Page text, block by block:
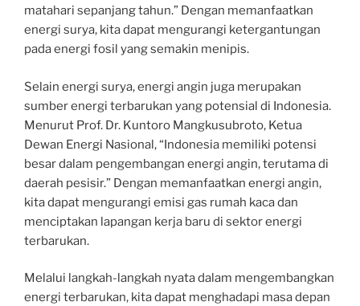
matahari sepanjang tahun.” Dengan memanfaatkan
energi surya, kita dapat mengurangi ketergantungan
pada energi fosil yang semakin menipis.
Selain energi surya, energi angin juga merupakan
sumber energi terbarukan yang potensial di Indonesia.
Menurut Prof. Dr. Kuntoro Mangkusubroto, Ketua
Dewan Energi Nasional, “Indonesia memiliki potensi
besar dalam pengembangan energi angin, terutama di
daerah pesisir.” Dengan memanfaatkan energi angin,
kita dapat mengurangi emisi gas rumah kaca dan
menciptakan lapangan kerja baru di sektor energi
terbarukan.
Melalui langkah-langkah nyata dalam mengembangkan
energi terbarukan, kita dapat menghadapi masa depan